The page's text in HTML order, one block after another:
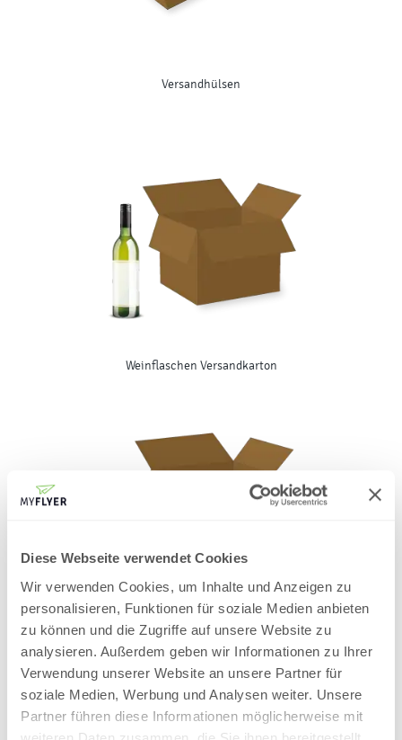
Diese Webseite verwendet Cookies
Wir verwenden Cookies, um Inhalte und Anzeigen zu
personalisieren, Funktionen für soziale Medien anbieten
zu können und die Zugriffe auf unsere Website zu
analysieren. Außerdem geben wir Informationen zu Ihrer
Verwendung unserer Website an unsere Partner für
soziale Medien, Werbung und Analysen weiter. Unsere
Partner führen diese Informationen möglicherweise mit
Versandhülsen
Weinflaschen Versandkarton